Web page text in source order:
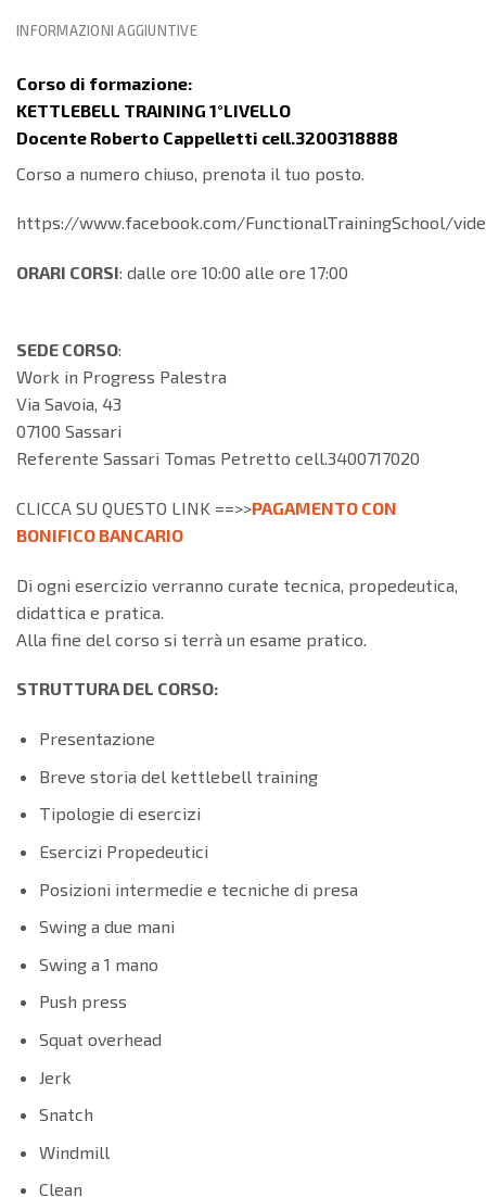
INFORMAZIONI AGGIUNTIVE
Corso di formazione:
KETTLEBELL TRAINING 1°LIVELLO
Docente Roberto Cappelletti cell.3200318888
Corso a numero chiuso, prenota il tuo posto.
https://www.facebook.com/FunctionalTrainingSchool/
ORARI CORSI: dalle ore 10:00 alle ore 17:00
SEDE CORSO:
Work in Progress Palestra
Via Savoia, 43
07100 Sassari
Referente Sassari Tomas Petretto cell.3400717020
CLICCA SU QUESTO LINK ==>>PAGAMENTO CON
BONIFICO BANCARIO
Di ogni esercizio verranno curate tecnica, propedeutica,
didattica e pratica.
Alla fine del corso si terrà un esame pratico.
STRUTTURA DEL CORSO:
Presentazione
Breve storia del kettlebell training
Tipologie di esercizi
Esercizi Propedeutici
Posizioni intermedie e tecniche di presa
Swing a due mani
Swing a 1 mano
Push press
Squat overhead
Jerk
Snatch
Windmill
Clean